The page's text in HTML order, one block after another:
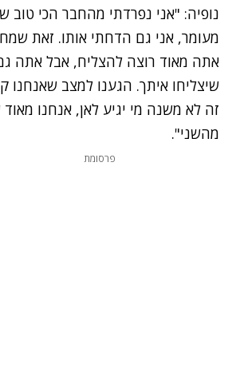
נופיה: "אני נפרדתי מהחבר הכי טוב
מעומר, אני גם הדחתי אותו. זאת
אתה מאוד רוצה להצליח, אבל אתה
שיצליחו איתך. הגענו למצב שאנחנו
זה לא משנה מי יגיע לאן, אנחנו
מהשני".
פרסומת